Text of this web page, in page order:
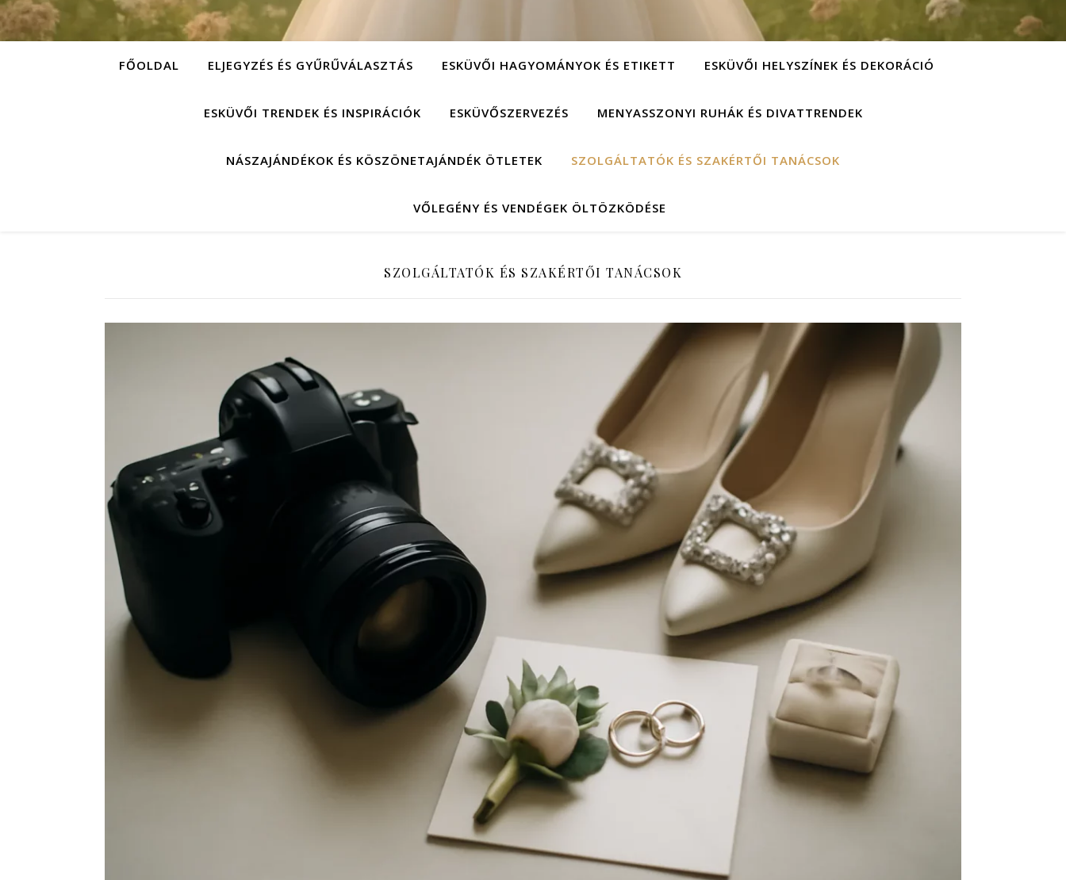
FŐOLDAL ELJEGYZÉS ÉS GYŰRŰVÁLASZTÁS ESKÜVŐI HAGYOMÁNYOK ÉS ETIKETT ESKÜVŐI HELYSZÍNEK ÉS DEKORÁCIÓ
ESKÜVŐI TRENDEK ÉS INSPIRÁCIÓK ESKÜVŐSZERVEZÉS MENYASSZONYI RUHÁK ÉS DIVATTRENDEK
NÁSZAJÁNDÉKOK ÉS KÖSZÖNETAJÁNDÉK ÖTLETEK SZOLGÁLTATÓK ÉS SZAKÉRTŐI TANÁCSOK
VŐLEGÉNY ÉS VENDÉGEK ÖLTÖZKÖDÉSE
SZOLGÁLTATÓK ÉS SZAKÉRTŐI TANÁCSOK